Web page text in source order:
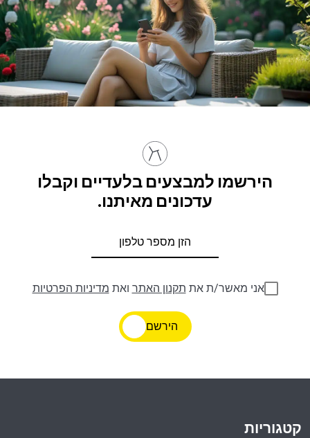
הירשמו למבצעים בלעדיים וקבלו
עדכונים מאיתנו.
אני מאשר/ת את תקנון האתר ואת מדיניות הפרטיות
הירשם
קטגוריות